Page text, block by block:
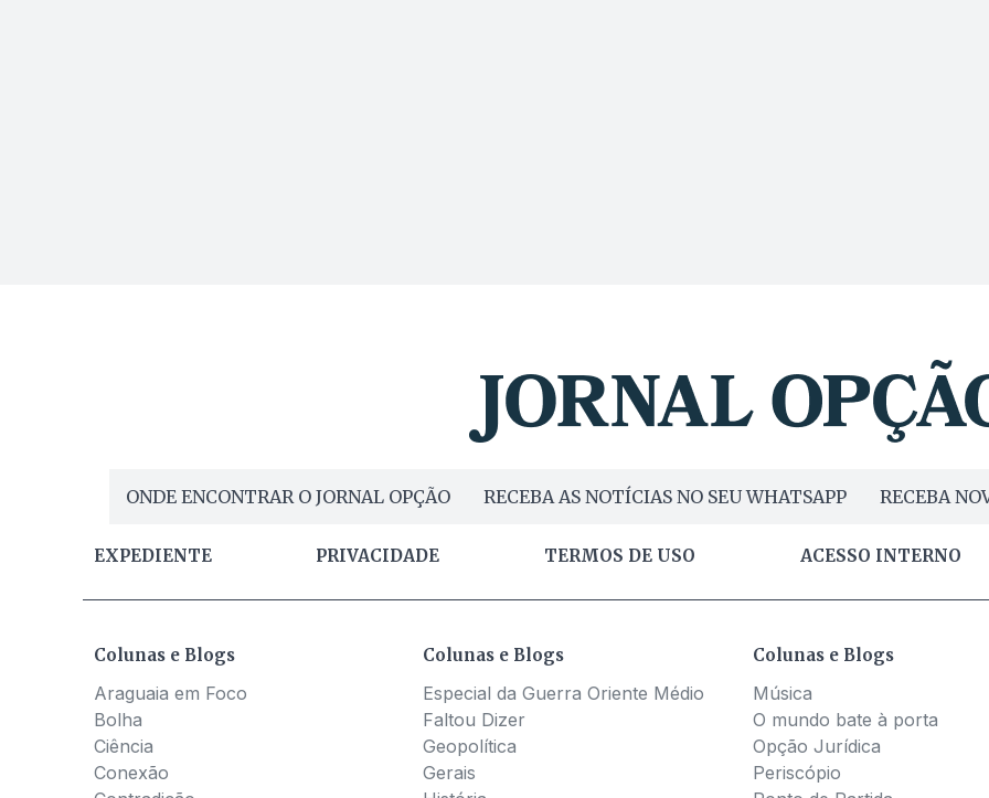
ONDE ENCONTRAR O JORNAL OPÇÃO RECEBA AS NOTÍCIAS NO SEU WHATSAPP RECEBA
EXPEDIENTE PRIVACIDADE TERMOS DE USO ACESSO INTERNO
Colunas e Blogs
Araguaia em Foco
Bolha
Ciência
Conexão
Colunas e Blogs
Especial da Guerra Oriente Médio
Faltou Dizer
Geopolítica
Gerais
Colunas e Blogs
Música
O mundo bate à porta
Opção Jurídica
Periscópio